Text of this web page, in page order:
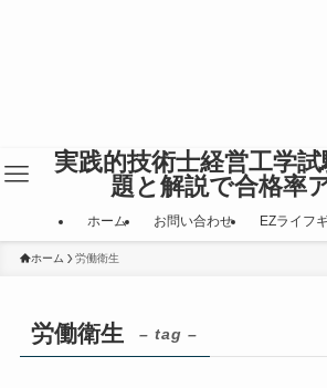
実践的技術士経営工学試
題と解説で合格率
ホーム お問い合わせ EZライフ
ホーム 労働衛生
労働衛生 – tag –